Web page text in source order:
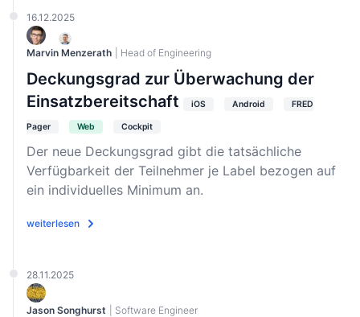
16.12.2025
Marvin Menzerath | Head of Engineering
Deckungsgrad zur Überwachung der
Einsatzbereitschaft
iOS Android FRED
Pager Web Cockpit
Der neue Deckungsgrad gibt die tatsächliche
Verfügbarkeit der Teilnehmer je Label bezogen auf
ein individuelles Minimum an.
weiterlesen
28.11.2025
Jason Songhurst | Software Engineer